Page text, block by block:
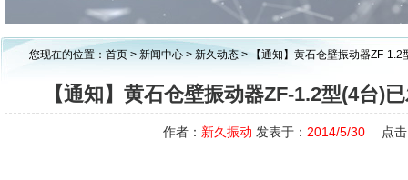
1 2
您现在的位置： 首页 > 新闻中心 > 新久动态 > 【通知】黄石仓壁振动器ZF-
【通知】黄石仓壁振动器ZF-1.2型(4台)
作者： 新久振动 发表于： 2014/5/30 点击